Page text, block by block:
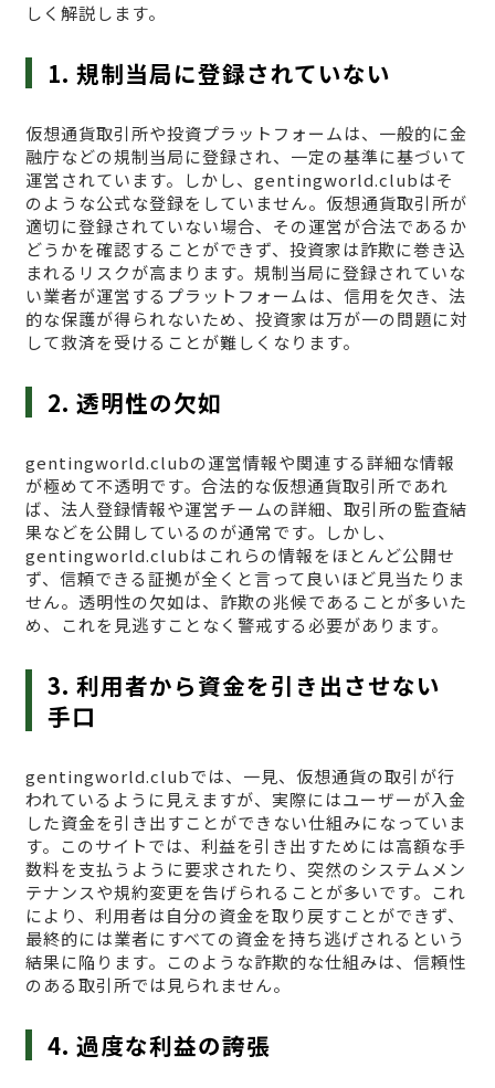
しく解説します。
1. 規制当局に登録されていない
仮想通貨取引所や投資プラットフォームは、一般的に金
融庁などの規制当局に登録され、一定の基準に基づいて
運営されています。しかし、gentingworld.clubはそ
のような公式な登録をしていません。仮想通貨取引所が
適切に登録されていない場合、その運営が合法であるか
どうかを確認することができず、投資家は詐欺に巻き込
まれるリスクが高まります。規制当局に登録されていな
い業者が運営するプラットフォームは、信用を欠き、法
的な保護が得られないため、投資家は万が一の問題に対
して救済を受けることが難しくなります。
2. 透明性の欠如
gentingworld.clubの運営情報や関連する詳細な情報
が極めて不透明です。合法的な仮想通貨取引所であれ
ば、法人登録情報や運営チームの詳細、取引所の監査結
果などを公開しているのが通常です。しかし、
gentingworld.clubはこれらの情報をほとんど公開せ
ず、信頼できる証拠が全くと言って良いほど見当たりま
せん。透明性の欠如は、詐欺の兆候であることが多いた
め、これを見逃すことなく警戒する必要があります。
3. 利用者から資金を引き出させない
手口
gentingworld.clubでは、一見、仮想通貨の取引が行
われているように見えますが、実際にはユーザーが入金
した資金を引き出すことができない仕組みになっていま
す。このサイトでは、利益を引き出すためには高額な手
数料を支払うように要求されたり、突然のシステムメン
テナンスや規約変更を告げられることが多いです。これ
により、利用者は自分の資金を取り戻すことができず、
最終的には業者にすべての資金を持ち逃げされるという
結果に陥ります。このような詐欺的な仕組みは、信頼性
のある取引所では見られません。
4. 過度な利益の誇張